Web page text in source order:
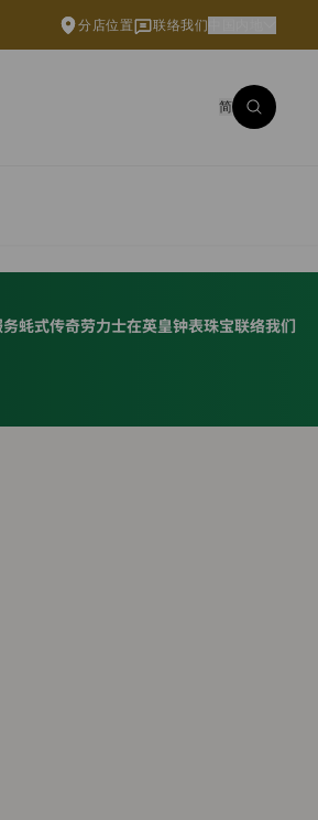
分店位置 联络我们
简
蚝式传奇劳力士在英皇钟表珠宝联络我们